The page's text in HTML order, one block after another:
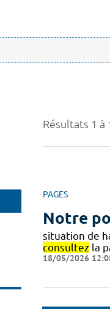
Résultats 1 à
PAGES
Notre
situation de
consultezla
18/05/2026